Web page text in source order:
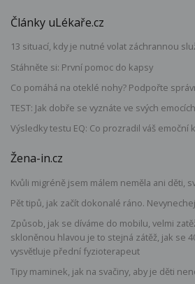
Články uLékaře.cz
13 situací, kdy je nutné volat záchrannou
Stáhněte si: První pomoc do kapsy
Co pomáhá na oteklé nohy? Podpořte
TEST: Jak dobře se vyznáte ve svých
Výsledky testu EQ: Co prozradil váš emoční
Žena-in.cz
Kvůli migréně jsem málem neměla ani děti,
Pět tipů, jak začít dokonalé ráno.
Způsob, jak se díváme do mobilu, velmi
skloněnou hlavou je to stejná zátěž, jak se
vysvětluje přední fyzioterapeut
Tipy maminek, jak na svačiny, aby je děti